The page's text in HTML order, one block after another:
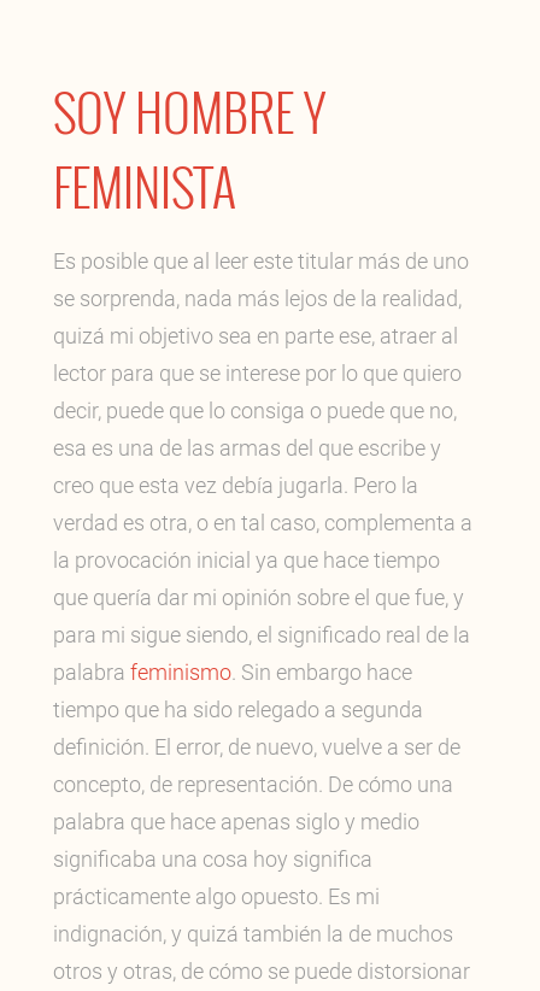
SOY HOMBRE Y
FEMINISTA
Es posible que al leer este titular más de uno
se sorprenda, nada más lejos de la realidad,
quizá mi objetivo sea en parte ese, atraer al
lector para que se interese por lo que quiero
decir, puede que lo consiga o puede que no,
esa es una de las armas del que escribe y
creo que esta vez debía jugarla. Pero la
verdad es otra, o en tal caso, complementa a
la provocación inicial ya que hace tiempo
que quería dar mi opinión sobre el que fue, y
para mi sigue siendo, el significado real de la
palabra feminismo . Sin embargo hace
tiempo que ha sido relegado a segunda
definición. El error, de nuevo, vuelve a ser de
concepto, de representación. De cómo una
palabra que hace apenas siglo y medio
significaba una cosa hoy significa
prácticamente algo opuesto. Es mi
indignación, y quizá también la de muchos
otros y otras, de cómo se puede distorsionar